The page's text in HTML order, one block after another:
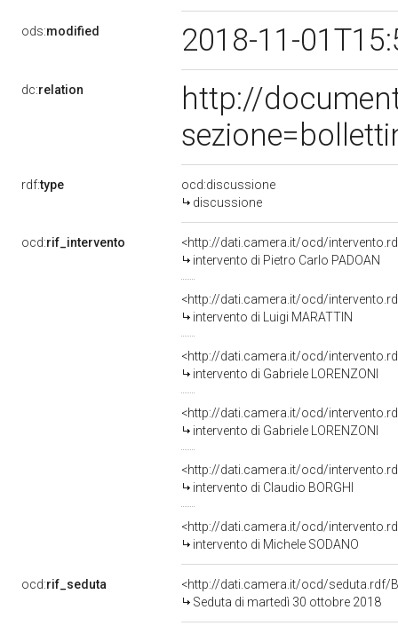
ods:modified 2018-11-
dc:relation
http://
rdf:type
ocd:discussione
discussione
ocd:rif_intervento
<http://dati.camera.it/ocd/
intervento di Pietro Carlo PADOAN
<http://dati.camera.it/ocd/
intervento di Luigi MARATTIN
<http://dati.camera.it/ocd/
intervento di Gabriele LORENZONI
<http://dati.camera.it/ocd/
intervento di Gabriele LORENZONI
<http://dati.camera.it/ocd/
intervento di Claudio BORGHI
<http://dati.camera.it/ocd/
intervento di Michele SODANO
ocd:rif_seduta
<http://dati.camera.it/ocd/seduta.rdf/
Seduta di martedì 30 ottobre 2018